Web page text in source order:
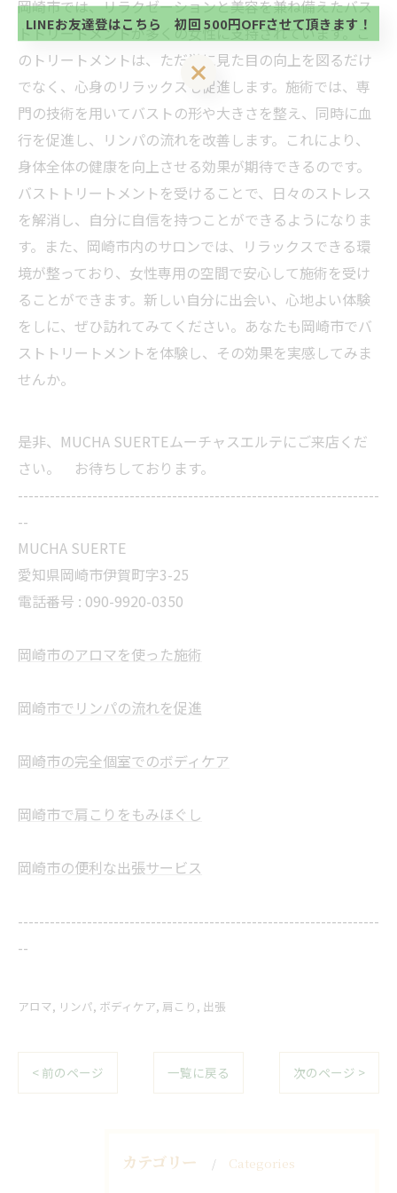
岡崎市では、リラクゼーションと美容を兼ね備えたバス
トトリートメントが多くの女性に支持されています。こ
のトリートメントは、ただ単に見た目の向上を図るだけ
でなく、心身のリラックスも促進します。施術では、専
門の技術を用いてバストの形や大きさを整え、同時に血
行を促進し、リンパの流れを改善します。これにより、
身体全体の健康を向上させる効果が期待できるのです。
バストトリートメントを受けることで、日々のストレス
を解消し、自分に自信を持つことができるようになりま
す。また、岡崎市内のサロンでは、リラックスできる環
境が整っており、女性専用の空間で安心して施術を受け
ることができます。新しい自分に出会い、心地よい体験
をしに、ぜひ訪れてみてください。あなたも岡崎市でバ
ストトリートメントを体験し、その効果を実感してみま
せんか。
是非、MUCHA SUERTEムーチャスエルテにご来店くだ
さい。 お待ちしております。
--------------------------------------------------------------------
--
MUCHA SUERTE
愛知県岡崎市伊賀町字3-25
電話番号 : 090-9920-0350
岡崎市のアロマを使った施術
岡崎市でリンパの流れを促進
岡崎市の完全個室でのボディケア
岡崎市で肩こりをもみほぐし
岡崎市の便利な出張サービス
--------------------------------------------------------------------
--
アロマ リンパ ボディケア 肩こり 出張
< 前のページ 一覧に戻る 次のページ >
カテゴリー Categories
方、不必要な方 お手数ですが、✖印でお閉じ下さ
い。
LINEお友達登はこちら 初回 500円OFFさせて頂きます！
LINEお友達登はこちら 初回 500円OFFさせて頂きます！